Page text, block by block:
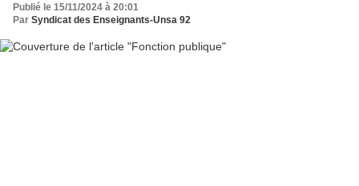
Publié le 15/11/2024 à 20:01
Par Syndicat des Enseignants-Unsa 92